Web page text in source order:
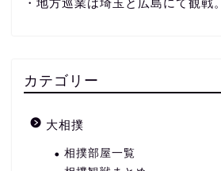
・地方巡業は埼玉と広島にて観戦。
カテゴリー
大相撲
相撲部屋一覧